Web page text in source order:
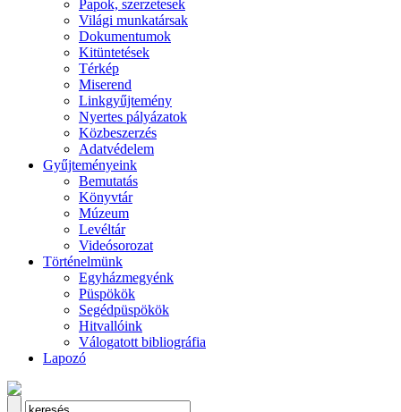
Papok, szerzetesek
Világi munkatársak
Dokumentumok
Kitüntetések
Térkép
Miserend
Linkgyűjtemény
Nyertes pályázatok
Közbeszerzés
Adatvédelem
Gyűjteményeink
Bemutatás
Könyvtár
Múzeum
Levéltár
Videósorozat
Történelmünk
Egyházmegyénk
Püspökök
Segédpüspökök
Hitvallóink
Válogatott bibliográfia
Lapozó